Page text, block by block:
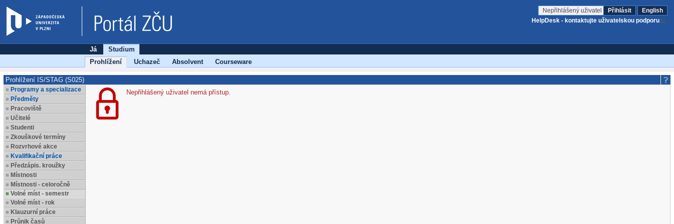
Nepřihlášený uživatel Přihlásit
English
HelpDesk - kontaktujte uživatelskou podporu
Já
Studium
Prohlížení
Uchazeč Absolvent Courseware
Prohlížení IS/STAG (S025)
Programy a specializace
Předměty
Pracoviště
Učitelé
Studenti
Zkouškové termíny
Rozvrhové akce
Kvalifikační práce
Předzápis. kroužky
Místnosti
Místnosti - celoročně
Volné míst - semestr
Volné míst - rok
Klauzurní práce
Průnik časů
Nepřihlášený uživatel nemá přístup.